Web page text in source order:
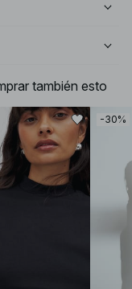
también esto
-30%